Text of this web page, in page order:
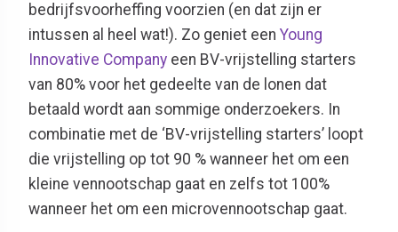
bedrijfsvoorheffing voorzien (en dat zijn er
intussen al heel wat!). Zo geniet een Young
Innovative Company een BV-vrijstelling starters
van 80% voor het gedeelte van de lonen dat
betaald wordt aan sommige onderzoekers. In
combinatie met de ‘BV-vrijstelling starters’ loopt
die vrijstelling op tot 90 % wanneer het om een
kleine vennootschap gaat en zelfs tot 100%
wanneer het om een microvennootschap gaat.